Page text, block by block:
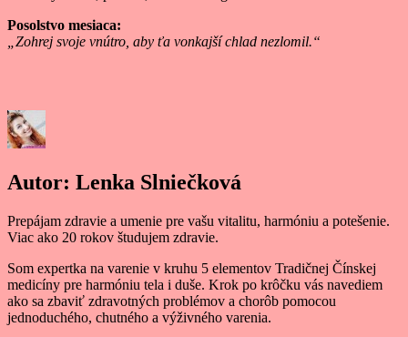
Posolstvo mesiaca:
„Zohrej svoje vnútro, aby ťa vonkajší chlad nezlomil.“
Autor: Lenka Slniečková
Prepájam zdravie a umenie pre vašu vitalitu, harmóniu a potešenie.
Viac ako 20 rokov študujem zdravie.
Som expertka na varenie v kruhu 5 elementov Tradičnej Čínskej
medicíny pre harmóniu tela i duše. Krok po krôčku vás navediem
ako sa zbaviť zdravotných problémov a chorôb pomocou
jednoduchého, chutného a výživného varenia.